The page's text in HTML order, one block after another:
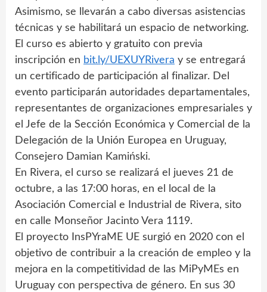
Asimismo, se llevarán a cabo diversas asistencias
técnicas y se habilitará un espacio de networking.
El curso es abierto y gratuito con previa
inscripción en bit.ly/UEXUYRivera y se entregará
un certificado de participación al finalizar. Del
evento participarán autoridades departamentales,
representantes de organizaciones empresariales y
el Jefe de la Sección Económica y Comercial de la
Delegación de la Unión Europea en Uruguay,
Consejero Damian Kamiński.
En Rivera, el curso se realizará el jueves 21 de
octubre, a las 17:00 horas, en el local de la
Asociación Comercial e Industrial de Rivera, sito
en calle Monseñor Jacinto Vera 1119.
El proyecto InsPYraME UE surgió en 2020 con el
objetivo de contribuir a la creación de empleo y la
mejora en la competitividad de las MiPyMEs en
Uruguay con perspectiva de género. En sus 30